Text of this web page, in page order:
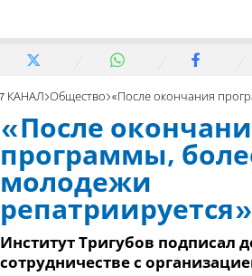
7 КАНАЛ Общество «После окончания программы, более 90%
«После
программы,
молодежи
репатриируется»
Институт Тригубов подписал
сотрудничестве с